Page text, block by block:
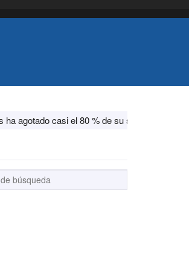
80 % de su sistema antimisiles, según CNN